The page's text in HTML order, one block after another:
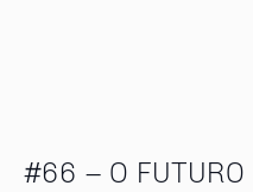
#66 – O FUTURO